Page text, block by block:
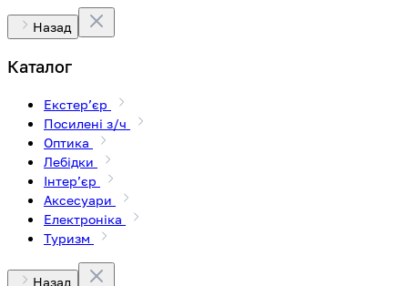
Назад
Каталог
Екстерʼєр
Посилені з/ч
Оптика
Лебідки
Інтерʼєр
Аксесуари
Електроніка
Туризм
Назад